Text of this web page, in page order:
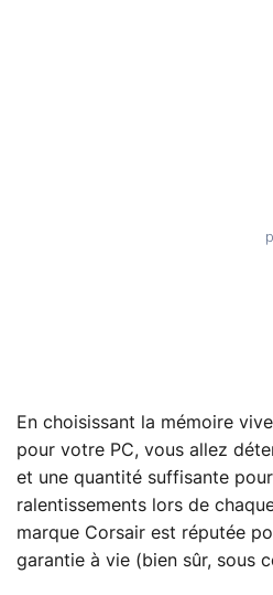
En choisissant la mémoire
pour votre PC, vous allez
et une quantité suffisante
ralentissements lors de
marque Corsair est réputée
garantie à vie (bien sûr, sous